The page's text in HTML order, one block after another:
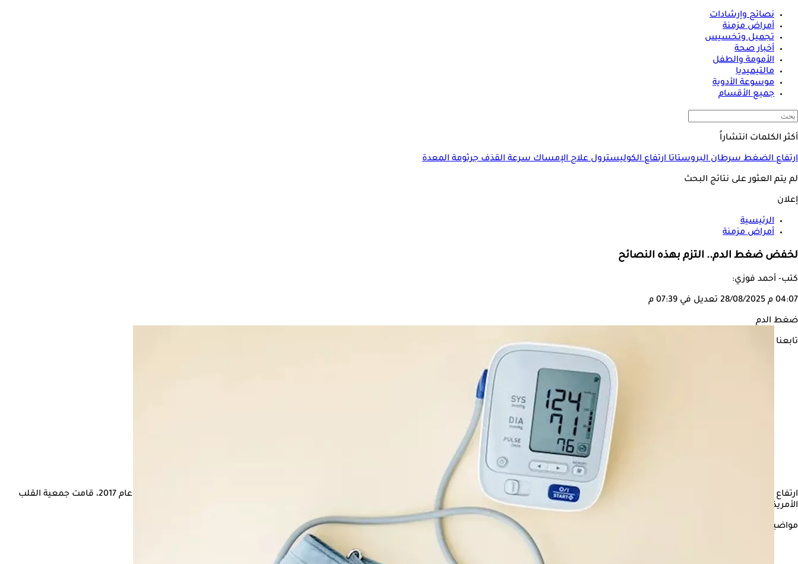
نصائح وإرشادات
أمراض مزمنة
تجميل وتخسيس
أخبار صحة
الأمومة والطفل
مالتيميديا
موسوعة الأدوية
جميع الأقسام
أكثر الكلمات انتشاراً
ارتفاع الضغطسرطان البروستاتاارتفاع الكوليسترولعلاج الإمساكسرعة القذفجرثومة المعدة
لم يتم العثور على نتائج البحث
إعلان
الرئيسية
أمراض مزمنة
لخفض ضغط الدم.. التزم بهذه النصائح
كتب- أحمد فوزي:
04:07 م 28/08/2025 تعديل في 07:39 م
ضغط الدم
تابعنا على
ارتفاع ضغط الدم، هو عامل الخطر الرئيسي الذي يمكن الوقاية منه لأمراض القلب والسكتة الدماغية والنوبات القلبية وقصور القلب وأمراض الكلى وحتى الخرف، ولأول مرة منذ عام 2017، قامت جمعية القلب
الأمريكية (AHA) والكلية الأمريكية لأمراض القلب مؤخرًا بتحديث إرشاداتها لمساعدة الأشخاص الذين يعانون من ارتفاع ضغط الدم على خفض مستوياته لديهم.
مواضيع ذات صلة